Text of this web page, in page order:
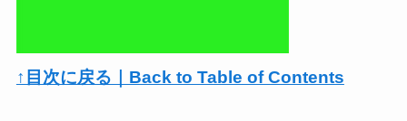
↑目次に戻る｜Back to Table of Contents